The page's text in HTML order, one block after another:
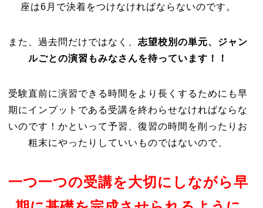
座は6月で決着をつけなければならないのです。
また、過去問だけではなく、志望校別の単元、ジャン
ルごとの演習もみなさんを待っています！！
受験直前に演習できる時間をより長くするためにも早
期にインプットである受講を終わらせなければならな
いのです！かといって予習、復習の時間を削ったりお
粗末にやったりしていいものではないので、
一つ一つの受講を大切にしながら早